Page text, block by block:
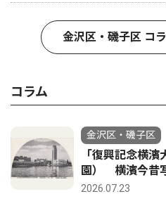
金沢区・磯子区 コ
コラム
金沢区・磯子区
「復興記念横
園） 横濱今昔
2026.07.23